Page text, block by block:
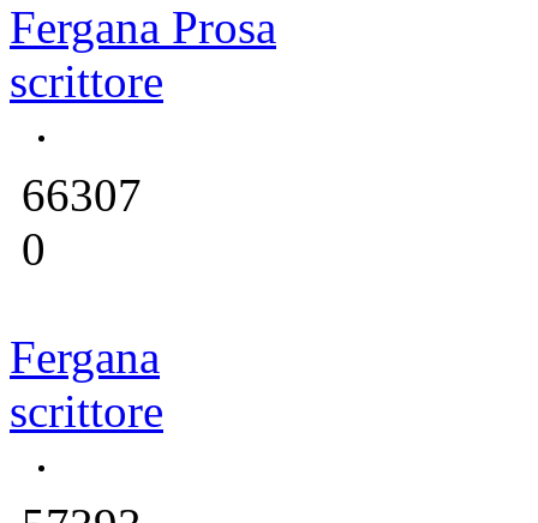
Fergana Prosa
scrittore
66307
0
Fergana
scrittore